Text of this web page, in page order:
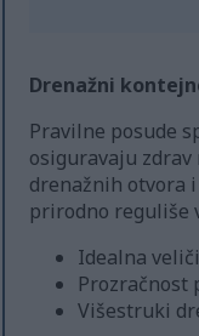
Drenažni
Pravilne posude
osiguravaju zdrav
drenažnih otvora
prirodno reguliše
Idealna
Prozračnost
Višestruki